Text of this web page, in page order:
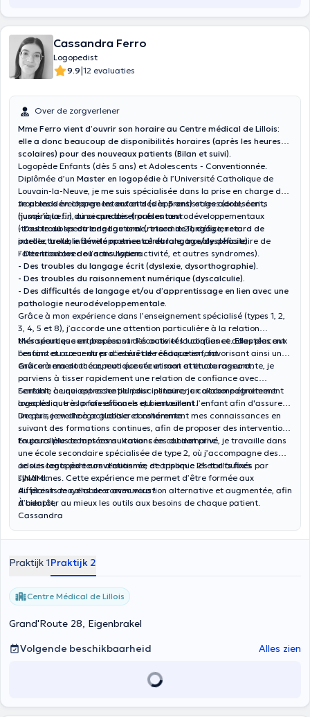
Cassandra Ferro
Logopedist
9.9|12 evaluaties
Over de zorgverlener
Mme Ferro vient d’ouvrir son horaire au Centre médical de Lillois:
elle a donc beaucoup de disponibilités horaires (après les heures
scolaires) pour des nouveaux patients (Bilan et suivi).
Logopède Enfants (dès 5 ans) et Adolescents - Conventionnée.
Diplômée d’un Master en logopédie à l’Université Catholique de
Louvain-la-Neuve, je me suis spécialisée dans la prise en charge des
troubles développementaux et des apprentissages (oral, écrit,
numérique…), ainsi que des troubles neurodéveloppementaux
(trouble du spectre de l’autisme, trisomie 21, déficience
intellectuelle, infirmité motrice cérébrale, trouble déficitaire de
l’attention avec ou sans hyperactivité, et autres syndromes).
Je prends en charge les enfants (dès 5 ans) et les adolescents
(jusqu’à la fin du secondaire) présentant:
- Des troubles du langage oral (retard de langage, retard de
parole, trouble développemental du langage/dysphasie).
- Des troubles de l’articulation.
- Des troubles du langage écrit (dyslexie, dysorthographie).
- Des troubles du raisonnement numérique (dyscalculie).
- Des difficultés de langage et/ou d’apprentissage en lien avec une
pathologie neurodéveloppementale.
Grâce à mon expérience dans l’enseignement spécialisé (types 1, 2,
3, 4, 5 et 8), j’accorde une attention particulière à la relation
thérapeutique en proposant des activités ludiques et adaptées aux
besoins et aux centres d’intérêt de chaque enfant.
Mes séances sont basées sur l’écoute et la confiance. Elles placent
l’enfant au cœur du processus de rééducation, favorisant ainsi un
environnement thérapeutique sécurisant et encourageant.
Grâce à ma douceur, mon écoute et mon attitude rassurante, je
parviens à tisser rapidement une relation de confiance avec
l’enfant, ce qui est essentiel pour instaurer un accompagnement
logopédique à la fois efficace et bienveillant.
Sensible à une approche pluridisciplinaire, je collabore étroitement
avec les autres professionnels qui entourent l’enfant afin d'assurer
une prise en charge globale et cohérente.
De plus, je veille à actualiser constamment mes connaissances en
suivant des formations continues, afin de proposer des interventions
toujours plus adaptées aux avancées du domaine.
En parallèle de mes consultations en cabinet privé, je travaille dans
une école secondaire spécialisée de type 2, où j’accompagne des
adolescents porteurs d’autisme, de trisomie 21 et d’autres
syndromes. Cette expérience me permet d’être formée aux
différents moyens de communication alternative et augmentée, afin
d’adapter au mieux les outils aux besoins de chaque patient.
Je suislogopède conventionnée et applique les tarifs fixés par
l’INAMI.
Au plaisir de collaborer avec vous !
À bientôt,
Cassandra
Praktijk 1Praktijk 2
Centre Médical de Lillois
Grand'Route 28, Eigenbrakel
Volgende beschikbaarheid
Alles zien